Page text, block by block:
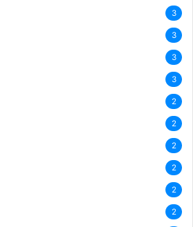
3
3
3
3
2
2
2
2
2
2